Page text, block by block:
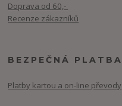
Doprava od 60,-
Recenze zákazníků
BEZPEČNÁ PLATBA
Platby kartou a on-line převody